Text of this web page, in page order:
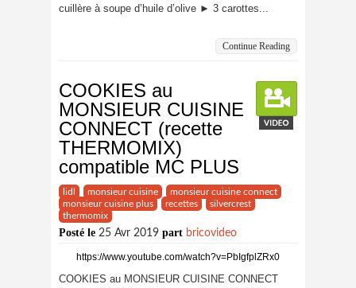
cuillère à soupe d’huile d’olive ► 3 carottes...
Continue Reading
COOKIES au
MONSIEUR CUISINE
CONNECT (recette
THERMOMIX)
compatible MC PLUS
lidl monsieur cuisine
monsieur cuisine connect
monsieur cuisine plus
recettes
silvercrest
thermomix
Posté le 25 Avr 2019 part bricovideo
https://www.youtube.com/watch?v=PbIgfplZRx0
COOKIES au MONSIEUR CUISINE CONNECT